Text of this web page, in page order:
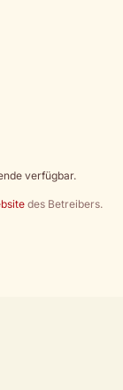
verfügbar.
des Betreibers.